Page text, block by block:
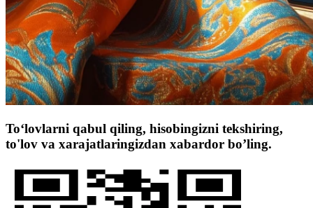
To‘lovlarni qabul qiling, hisobingizni tekshiring,
to'lov va xarajatlaringizdan xabardor bo’ling.